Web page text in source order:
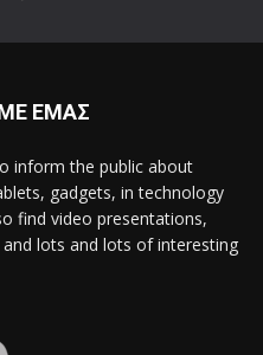
ΕΜΑΣ
inform the public about
gadgets, in technology
find video presentations,
lots and lots of interesting